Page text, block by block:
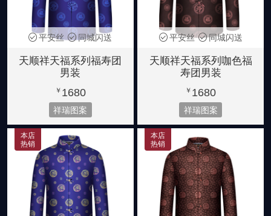
平安丝 同城闪送
天顺祥天福系列福寿团
男装
￥ 1680
祥瑞图案
平安丝 同城闪送
天顺祥天福系列咖色福
寿团男装
￥ 1680
祥瑞图案
本店
热销
本店
热销